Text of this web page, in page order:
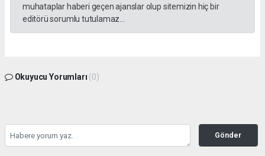
muhataplar haberi geçen ajanslar olup sitemizin hiç bir
editörü sorumlu tutulamaz...
Okuyucu Yorumları (0)
Gönder